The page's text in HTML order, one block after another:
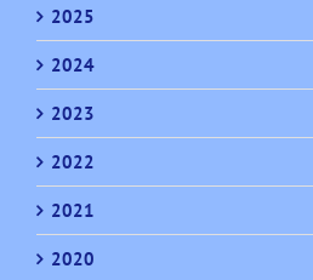
2025
2024
2023
2022
2021
2020